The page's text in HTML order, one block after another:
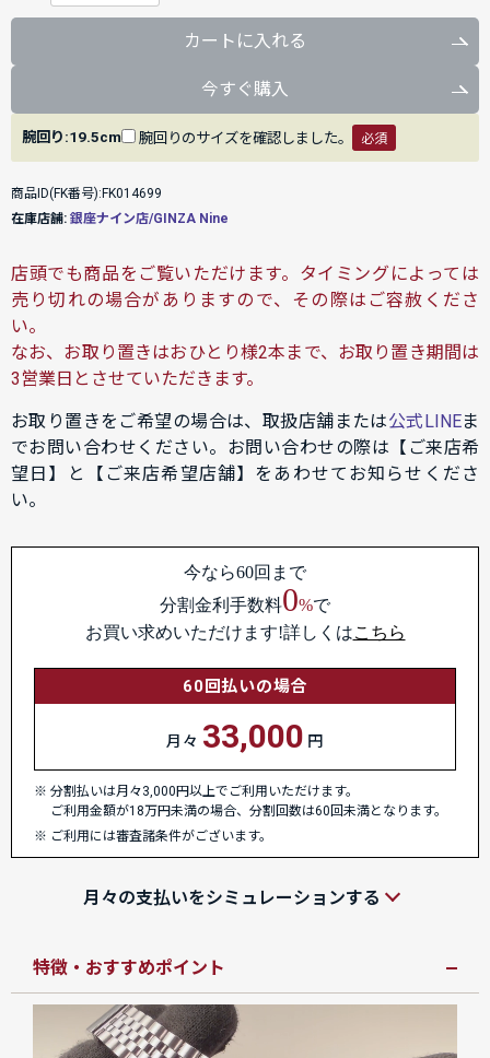
カートに入れる
今すぐ購入
腕回り:19.5cm 腕回りのサイズを確認しました。 必須
商品ID(FK番号):FK014699
在庫店舗: 銀座ナイン店/GINZA Nine
店頭でも商品をご覧いただけます。タイミングによっては
売り切れの場合がありますので、その際はご容赦くださ
い。
なお、お取り置きはおひとり様2本まで、お取り置き期間は
3営業日とさせていただきます。
お取り置きをご希望の場合は、取扱店舗または公式LINEま
でお問い合わせください。お問い合わせの際は【ご来店希
望日】と【ご来店希望店舗】をあわせてお知らせくださ
い。
今なら60回まで
分割金利手数料0%で
お買い求めいただけます!詳しくはこちら
60回払いの場合
月々 33,000 円
分割払いは月々3,000円以上でご利用いただけます。
ご利用金額が18万円未満の場合、分割回数は60回未満となります。
ご利用には審査諸条件がございます。
月々の支払いをシミュレーションする
特徴・おすすめポイント